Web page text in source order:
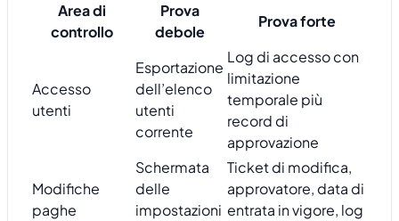
Area di
controllo
Prova
debole
Prova forte
Accesso
utenti
Esportazione
dell’elenco
utenti
corrente
Log di accesso con
limitazione
temporale più
record di
approvazione
Modifiche
paghe
Schermata
delle
impostazioni
Ticket di modifica,
approvatore, data di
entrata in vigore, log